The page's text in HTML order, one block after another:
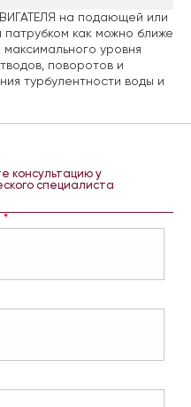
на подающей или
как можно ближе
уровня
поворотов и
турбулентности воды и
консультацию у
специалиста